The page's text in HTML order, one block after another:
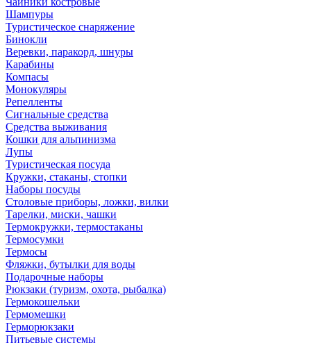
Шампуры
Туристическое снаряжение
Бинокли
Веревки, паракорд, шнуры
Карабины
Компасы
Монокуляры
Репелленты
Сигнальные средства
Средства выживания
Кошки для альпинизма
Лупы
Туристическая посуда
Кружки, стаканы, стопки
Наборы посуды
Столовые приборы, ложки, вилки
Тарелки, миски, чашки
Термокружки, термостаканы
Термосумки
Термосы
Фляжки, бутылки для воды
Подарочные наборы
Рюкзаки (туризм, охота, рыбалка)
Гермокошельки
Гермомешки
Герморюкзаки
Питьевые системы